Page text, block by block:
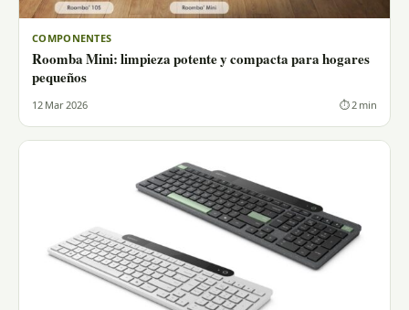
COMPONENTES
Roomba Mini: limpieza potente y compacta para hogares
pequeños
12 Mar 2026 ⏱ 2 min